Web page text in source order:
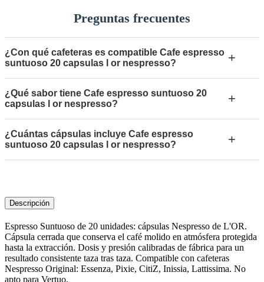
Preguntas frecuentes
¿Con qué cafeteras es compatible Cafe espresso
suntuoso 20 capsulas l or nespresso?
+
¿Qué sabor tiene Cafe espresso suntuoso 20
capsulas l or nespresso?
+
¿Cuántas cápsulas incluye Cafe espresso
suntuoso 20 capsulas l or nespresso?
+
Descripción
Espresso Suntuoso de 20 unidades: cápsulas Nespresso de L'OR.
Cápsula cerrada que conserva el café molido en atmósfera protegida
hasta la extracción. Dosis y presión calibradas de fábrica para un
resultado consistente taza tras taza. Compatible con cafeteras
Nespresso Original: Essenza, Pixie, CitiZ, Inissia, Lattissima. No
apto para Vertuo.